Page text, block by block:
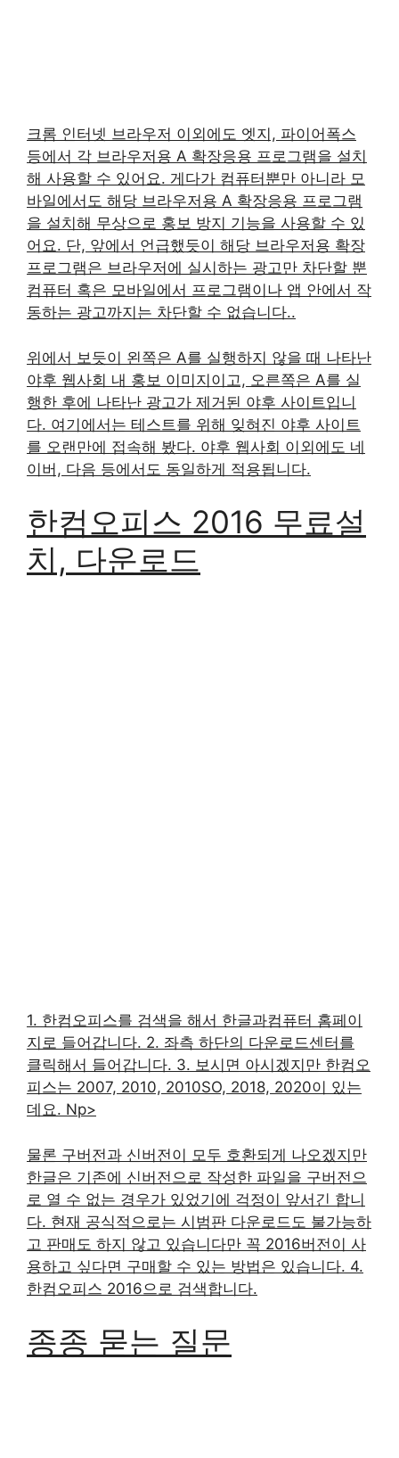
크롬 인터넷 브라우저 이외에도 엣지, 파이어폭스
등에서 각 브라우저용 A 확장응용 프로그램을 설치
해 사용할 수 있어요. 게다가 컴퓨터뿐만 아니라 모
바일에서도 해당 브라우저용 A 확장응용 프로그램
을 설치해 무상으로 홍보 방지 기능을 사용할 수 있
어요. 단, 앞에서 언급했듯이 해당 브라우저용 확장
프로그램은 브라우저에 실시하는 광고만 차단할 뿐
컴퓨터 혹은 모바일에서 프로그램이나 앱 안에서 작
동하는 광고까지는 차단할 수 없습니다..
위에서 보듯이 왼쪽은 A를 실행하지 않을 때 나타난
야후 웹사회 내 홍보 이미지이고, 오른쪽은 A를 실
행한 후에 나타난 광고가 제거된 야후 사이트입니
다. 여기에서는 테스트를 위해 잊혀진 야후 사이트
를 오랜만에 접속해 봤다. 야후 웹사회 이외에도 네
이버, 다음 등에서도 동일하게 적용됩니다.
한컴오피스 2016 무료설
치, 다운로드
1. 한컴오피스를 검색을 해서 한글과컴퓨터 홈페이
지로 들어갑니다. 2. 좌측 하단의 다운로드센터를
클릭해서 들어갑니다. 3. 보시면 아시겠지만 한컴오
피스는 2007, 2010, 2010SO, 2018, 2020이 있는
데요. Np>
물론 구버전과 신버전이 모두 호환되게 나오겠지만
한글은 기존에 신버전으로 작성한 파일을 구버전으
로 열 수 없는 경우가 있었기에 걱정이 앞서긴 합니
다. 현재 공식적으로는 시범판 다운로드도 불가능하
고 판매도 하지 않고 있습니다만 꼭 2016버전이 사
용하고 싶다면 구매할 수 있는 방법은 있습니다. 4.
한컴오피스 2016으로 검색합니다.
종종 묻는 질문